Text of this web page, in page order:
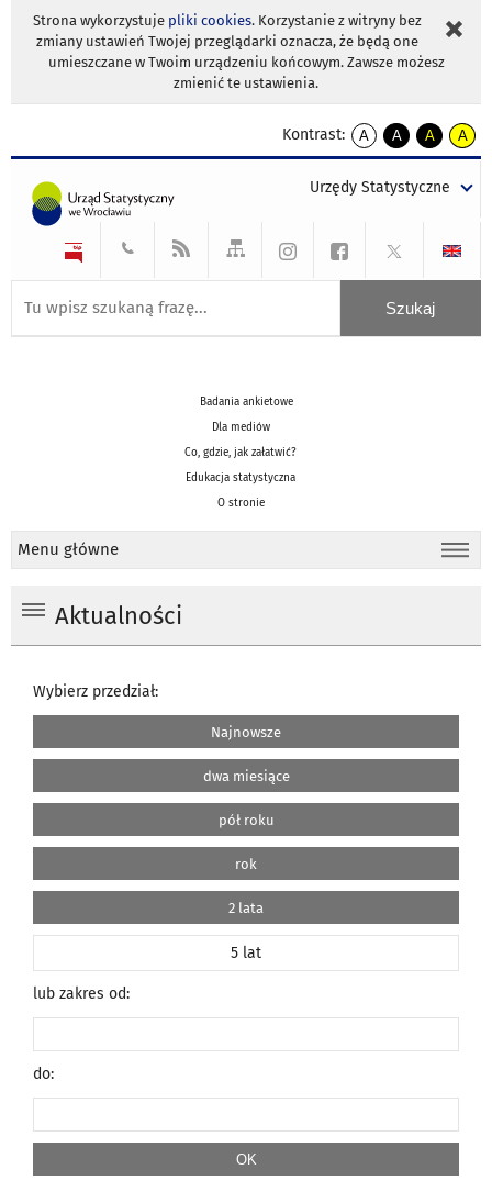
Strona wykorzystuje pliki cookies. Korzystanie z witryny bez
zmiany ustawień Twojej przeglądarki oznacza, że będą one
umieszczane w Twoim urządzeniu końcowym. Zawsze możesz
zmienić te ustawienia.
Kontrast:
A
kontrast
A
kontrast
tekst
czarnym
A
kontrast
tekst
czarnym
A
tekst
żółtym
Urzędy Statystyczne
Badania ankietowe
Dla mediów
Co, gdzie, jak załatwić?
Edukacja statystyczna
O stronie
Menu główne
Aktualności
Wybierz przedział:
Najnowsze
dwa miesiące
pół roku
rok
2 lata
5 lat
lub zakres od:
do: